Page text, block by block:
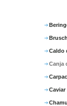
Caldo
Canja
Caviar